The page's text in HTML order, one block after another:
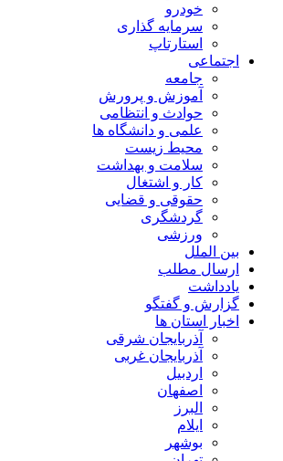
خودرو
سرمایه گذاری
استارتاپ
اجتماعی
جامعه
آموزش و پرورش
حوادث و انتظامی
علمی و دانشگاه ها
محیط زیست
سلامت و بهداشت
کار و اشتغال
حقوقی و قضایی
گردشگری
ورزشی
بین الملل
ارسال مطلب
یادداشت
گزارش و گفتگو
اخبار استان ها
آذربایجان شرقی
آذربایجان غربی
اردبیل
اصفهان
البرز
ایلام
بوشهر